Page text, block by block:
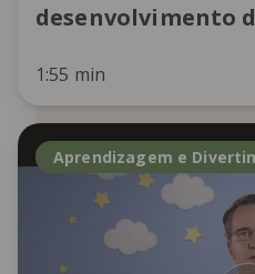
desenvolvimento
1:55 min
Aprendizagem e